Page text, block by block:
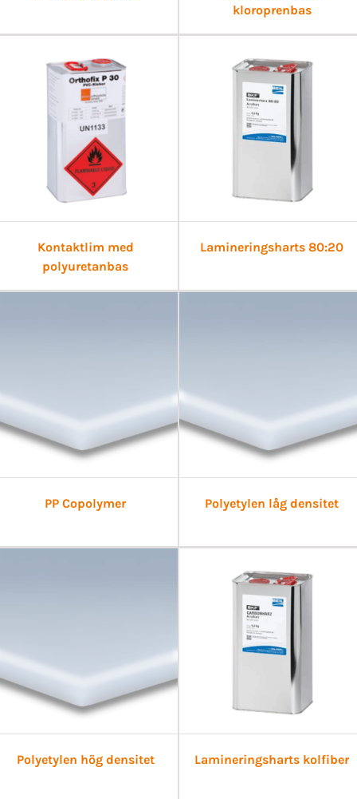
kloroprenbas
Kontaktlim med
polyuretanbas
Lamineringsharts 80:20
PP Copolymer Polyetylen låg densitet
Polyetylen hög densitet Lamineringsharts kolfiber